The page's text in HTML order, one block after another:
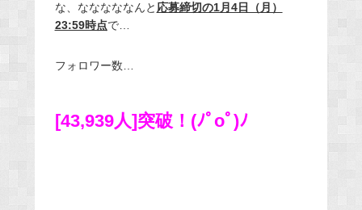
o
o
な、なななななんと 応募締切の1月4日（月）
23:59時点で…
フォロワー数…
[43,939人]突破！(ﾉﾟοﾟ)ﾉ